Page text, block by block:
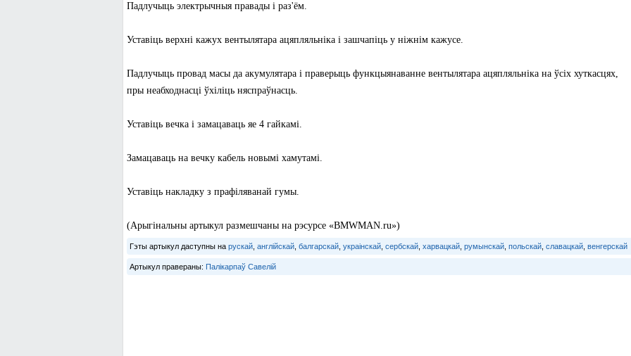
Падлучыць электрычныя правады і раз'ём.
Уставіць верхні кажух вентылятара ацяпляльніка і зашчапіць у ніжнім кажусе.
Падлучыць провад масы да акумулятара і праверыць функцыянаванне вентылятара ацяпляльніка на ўсіх хуткасцях,
пры неабходнасці ўхіліць няспраўнасць.
Уставіць вечка і замацаваць яе 4 гайкамі.
Замацаваць на вечку кабель новымі хамутамі.
Уставіць накладку з прафіляванай гумы.
(Арыгінальны артыкул размешчаны на рэсурсе «BMWMAN.ru»)
Гэты артыкул даступны на рускай, англійскай, балгарскай, украінскай, сербскай, харвацкай, румынскай, польскай, славацкай, венгерскай
Артыкул правераны: Палікарпаў Савелій